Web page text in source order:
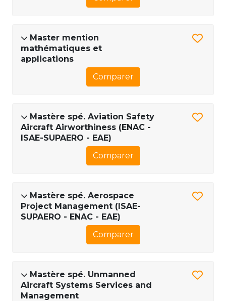
Master mention
mathématiques et
applications
Comparer
Mastère spé. Aviation Safety
Aircraft Airworthiness (ENAC -
ISAE-SUPAERO - EAE)
Comparer
Mastère spé. Aerospace
Project Management (ISAE-
SUPAERO - ENAC - EAE)
Comparer
Mastère spé. Unmanned
Aircraft Systems Services and
Management